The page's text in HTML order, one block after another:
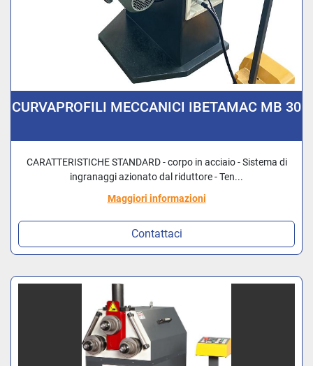
CURVAPROFILI MECCANICI IBETAMAC MB 30
CARATTERISTICHE STANDARD - corpo in acciaio - Sistema di
ingranaggi azionato dal riduttore - Ten...
Maggiori informazioni
Contattaci